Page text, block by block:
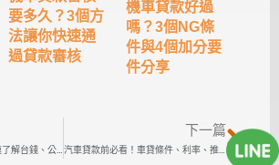
要多久？3個方
法讓你快速通
過貸款審核
機車貸款好過
嗎？3個NG條
件與4個加分要
件分享
黃金單位換算教學，快速了解台錢、公克、盎司計算
下一篇
汽車貸款前必看！車貸條件、利率、推薦管道都在這裡！